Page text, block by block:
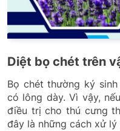
Diệt bọ chét trên
Bọ chét thường ký
có lông dày. Vì vậy,
điều trị cho thú cưng
đây là những cách xử